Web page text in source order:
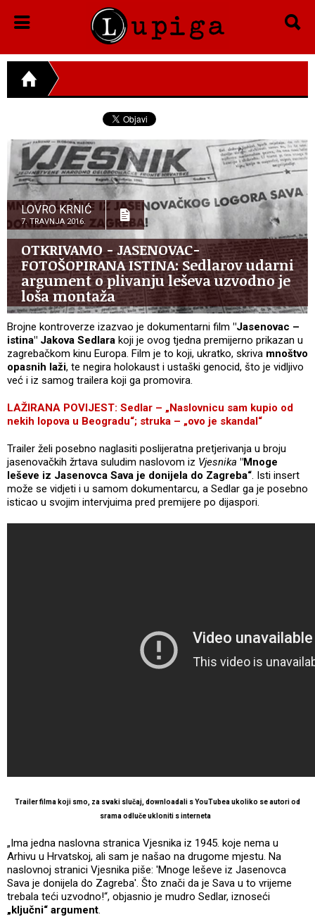
LOVRO KRNIĆ
7. TRAVNJA 2016.
OTKRIVAMO - JASENOVAC-
FOTOŠOPIRANA ISTINA: Sedlarov udarni
argument o plivanju leševa uzvodno je
loša montaža
Brojne kontroverze izazvao je dokumentarni film "Jasenovac –
istina" Jakova Sedlara koji je ovog tjedna premijerno prikazan u
zagrebačkom kinu Europa. Film je to koji, ukratko, skriva mnoštvo
opasnih laži, te negira holokaust i ustaški genocid, što je vidljivo
već i iz samog trailera koji ga promovira.
LAŽIRANA POVIJEST: Sedlar – „Naslovnicu sam kupio od
nekih lopova u Beogradu“; struka – „ovo je skandal“
Trailer želi posebno naglasiti poslijeratna pretjerivanja u broju
jasenovačkih žrtava suludim naslovom iz Vjesnika "Mnoge
leševe iz Jasenovca Sava je donijela do Zagreba“. Isti insert
može se vidjeti i u samom dokumentarcu, a Sedlar ga je posebno
isticao u svojim intervjuima pred premijere po dijaspori.
Trailer filma koji smo, za svaki slučaj, downloadali s YouTubea ukoliko se autori od
srama odluče ukloniti s interneta
„Ima jedna naslovna stranica Vjesnika iz 1945. koje nema u
Arhivu u Hrvatskoj, ali sam je našao na drugome mjestu. Na
naslovnoj stranici Vjesnika piše: 'Mnoge leševe iz Jasenovca
Sava je donijela do Zagreba'. Što znači da je Sava u to vrijeme
trebala teći uzvodno!“, objasnio je mudro Sedlar, iznoseći
„ključni“ argument.